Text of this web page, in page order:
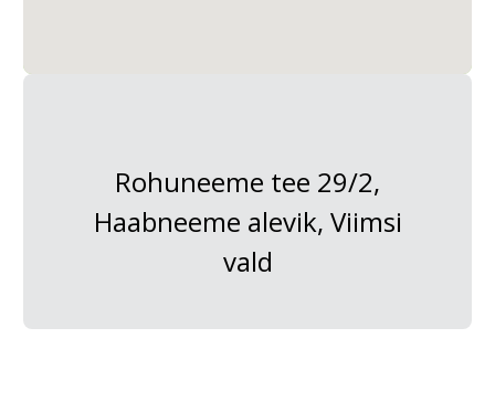
Rohuneeme tee 29/2,
Haabneeme alevik, Viimsi
vald